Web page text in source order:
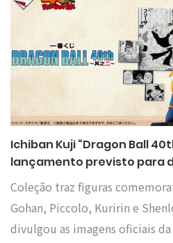
Ichiban Kuji “Dragon Ball
lançamento previsto para
Coleção traz figuras
Gohan, Piccolo, Kuririn e
divulgou as imagens oficiais